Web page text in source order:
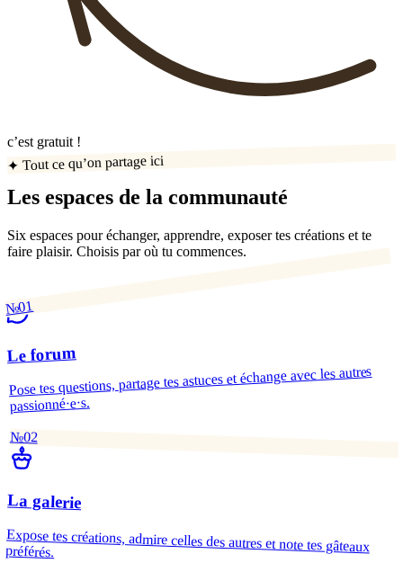
c’est gratuit !
✦ Tout ce qu’on partage ici
Les espaces de la communauté
Six espaces pour échanger, apprendre, exposer tes créations et te
faire plaisir. Choisis par où tu commences.
№01
Le forum
Pose tes questions, partage tes astuces et échange avec les autres
passionné·e·s.
№02
La galerie
Expose tes créations, admire celles des autres et note tes gâteaux
préférés.